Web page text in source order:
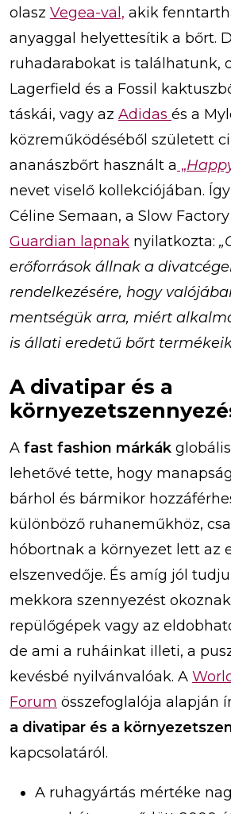
olasz Vegea-val, akik
anyaggal helyettesítik a bőrt.
ruhadarabokat is találhatunk,
Lagerfield és a Fossil
táskái, vagy az Adidas és a
közreműködéséből született
ananászbőrt használt a „
nevet viselő kollekciójában.
Céline Semaan, a Slow
Guardian lapnak nyilatkozta:
erőforrások állnak a
rendelkezésére, hogy
mentségük arra, miért
is állati eredetű bőrt
A divatipar és a
A fast fashion márkák
lehetővé tette, hogy
bárhol és bármikor
különböző ruhaneműkhöz,
hóbortnak a környezet lett az
elszenvedője. És amíg jól
mekkora szennyezést
repülőgépek vagy az
de ami a ruháinkat illeti, a
kevésbé nyilvánvalóak. A
Forum összefoglalója alapján
a divatipar és a
kapcsolatáról.
A ruhagyártás mértéke